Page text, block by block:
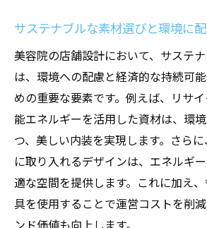
顧客のニーズに応える柔軟
季節感を取り入れたインテ
アートとデザインで差別化
視覚的魅力と機能性のバラ
魅力的な美容院を作るための店
初めての店舗設計プロジェ
予算管理とコストパフォー
設計プロセスにおける顧客
サステナブルな素材選びと環境に
美容院の店舗設計において、サステ
は、環境への配慮と経済的な持続可
めの重要な要素です。例えば、リサ
能エネルギーを活用した資材は、環
つ、美しい内装を実現します。さら
に取り入れるデザインは、エネルギ
適な空間を提供します。これに加え
具を使用することで運営コストを削
ンド価値も向上します。